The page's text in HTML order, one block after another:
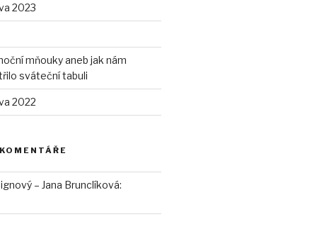
2023
mňouky aneb jak nám
sváteční tabuli
2022
– Jana Brunclíková: